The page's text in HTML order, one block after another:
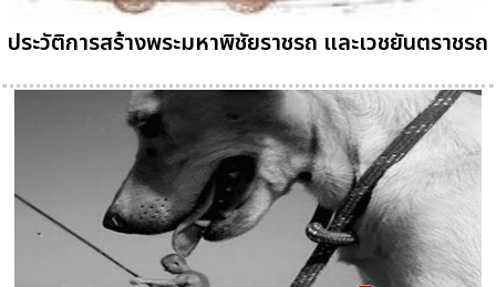
ประวัติการสร้างพระมหาพิชัยราชรถ และเวชยันตราชรถ